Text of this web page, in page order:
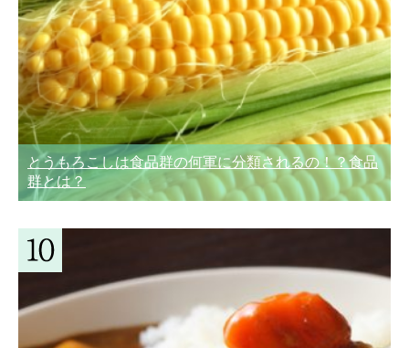
とうもろこしは食品群の何軍に分類されるの！？食品
群とは？